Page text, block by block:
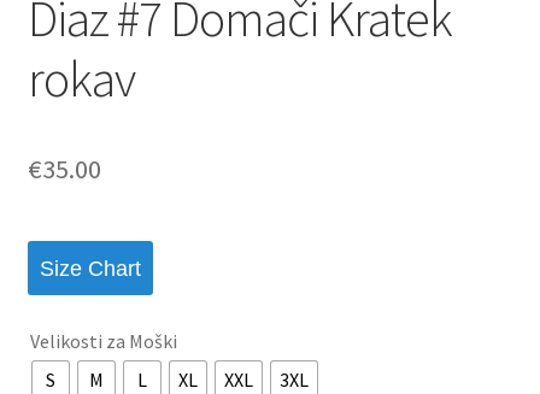
Diaz #7 Domači Kratek
rokav
€35.00
Size Chart
Velikosti za Moški
S
M L XL XXL 3XL